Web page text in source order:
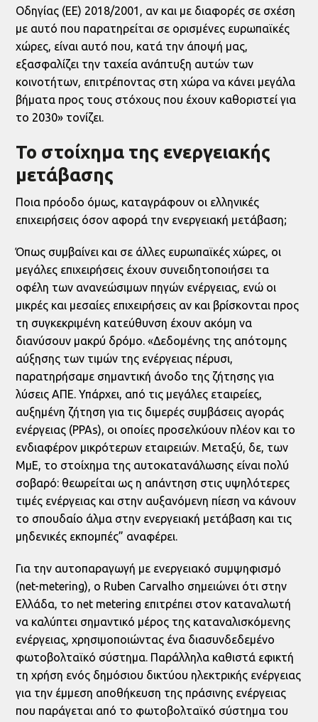
Οδηγίας (ΕΕ) 2018/2001, αν και με διαφορές σε σχέση
με αυτό που παρατηρείται σε ορισμένες ευρωπαϊκές
χώρες, είναι αυτό που, κατά την άποψή μας,
εξασφαλίζει την ταχεία ανάπτυξη αυτών των
κοινοτήτων, επιτρέποντας στη χώρα να κάνει μεγάλα
βήματα προς τους στόχους που έχουν καθοριστεί για
το 2030» τονίζει.
Το στοίχημα της ενεργειακής
μετάβασης
Ποια πρόοδο όμως, καταγράφουν οι ελληνικές
επιχειρήσεις όσον αφορά την ενεργειακή μετάβαση;
Όπως συμβαίνει και σε άλλες ευρωπαϊκές χώρες, οι
μεγάλες επιχειρήσεις έχουν συνειδητοποιήσει τα
οφέλη των ανανεώσιμων πηγών ενέργειας, ενώ οι
μικρές και μεσαίες επιχειρήσεις αν και βρίσκονται προς
τη συγκεκριμένη κατεύθυνση έχουν ακόμη να
διανύσουν μακρύ δρόμο. «Δεδομένης της απότομης
αύξησης των τιμών της ενέργειας πέρυσι,
παρατηρήσαμε σημαντική άνοδο της ζήτησης για
λύσεις ΑΠΕ. Υπάρχει, από τις μεγάλες εταιρείες,
αυξημένη ζήτηση για τις διμερές συμβάσεις αγοράς
ενέργειας (PPAs), οι οποίες προσελκύουν πλέον και το
ενδιαφέρον μικρότερων εταιρειών. Μεταξύ, δε, των
ΜμΕ, το στοίχημα της αυτοκατανάλωσης είναι πολύ
σοβαρό: θεωρείται ως η απάντηση στις υψηλότερες
τιμές ενέργειας και στην αυξανόμενη πίεση να κάνουν
το σπουδαίο άλμα στην ενεργειακή μετάβαση και τις
μηδενικές εκπομπές” αναφέρει.
Για την αυτοπαραγωγή με ενεργειακό συμψηφισμό
(net-metering), ο Ruben Carvalho σημειώνει ότι στην
Ελλάδα, το net metering επιτρέπει στον καταναλωτή
να καλύπτει σημαντικό μέρος της καταναλισκόμενης
ενέργειας, χρησιμοποιώντας ένα διασυνδεδεμένο
φωτοβολταϊκό σύστημα. Παράλληλα καθιστά εφικτή
τη χρήση ενός δημόσιου δικτύου ηλεκτρικής ενέργειας
για την έμμεση αποθήκευση της πράσινης ενέργειας
που παράγεται από το φωτοβολταϊκό σύστημα του